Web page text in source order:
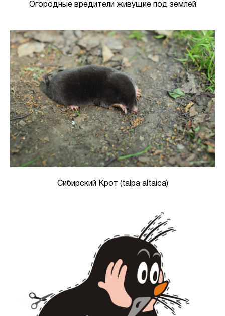
Огородные вредители живущие под землей
Сибирский Крот (talpa altaica)